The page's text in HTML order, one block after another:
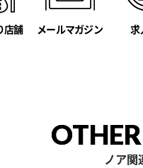
店舗 メールマガジン 求
ノア関